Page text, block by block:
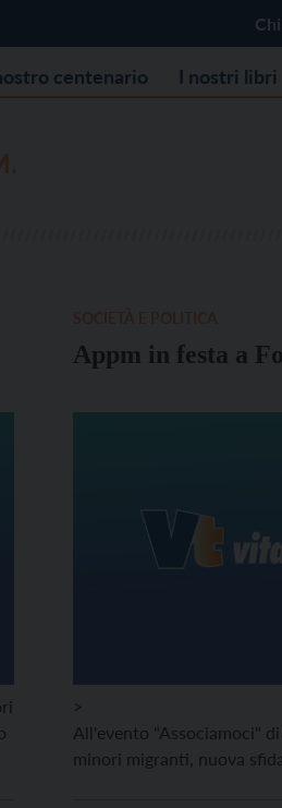
centenario I nostri libri
Appm in festa a
>
All'evento "Associamoci"
minori migranti, nuova